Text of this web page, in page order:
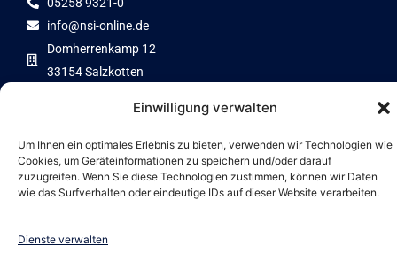
Einwilligung verwalten
Um Ihnen ein optimales Erlebnis zu bieten, verwenden wir Technologien wie
Cookies, um Geräteinformationen zu speichern und/oder darauf
zuzugreifen. Wenn Sie diese Technologien zustimmen, können wir Daten
wie das Surfverhalten oder eindeutige IDs auf dieser Website verarbeiten.
Dienste verwalten
info@nsi-online.de
Domherrenkamp 12
33154 Salzkotten
Zertifizierter Partner von